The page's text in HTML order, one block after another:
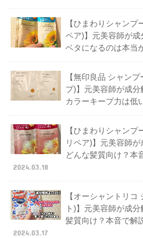
【ひまわりシャンプ
ペア)】元美容師が成
ベタになるのは本当
【無印良品 シャン
プ)】元美容師が成
カラーキープ力は低
【ひまわりシャンプ
リペア)】元美容師
どんな髪質向け？本
2024.03.18
【オーシャントリコ
ト)】元美容師が成
髪質向け？本音で解
2024.03.17